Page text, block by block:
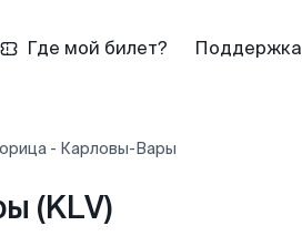
Где мой билет? Поддержка
- Карловы-Вары
(KLV)